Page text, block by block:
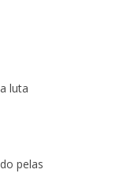
luta
pelas